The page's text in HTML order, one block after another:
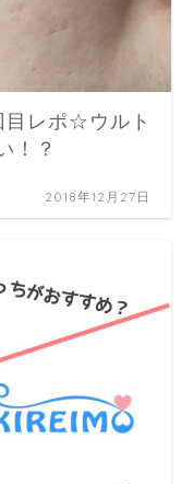
目レポ☆ウルト
！？
2018年12月27日